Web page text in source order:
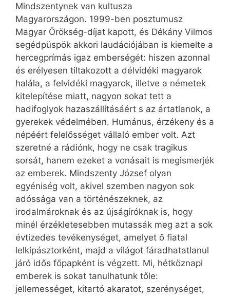
Mindszentynek van kultusza
Magyarországon. 1999-ben posztumusz
Magyar Örökség-díjat kapott, és Dékány Vilmos
segédpüspök akkori laudációjában is kiemelte a
hercegprímás igaz emberségét: hiszen azonnal
és erélyesen tiltakozott a délvidéki magyarok
halála, a felvidéki magyarok, illetve a németek
kitelepítése miatt, nagyon sokat tett a
hadifoglyok hazaszállításáért s az ártatlanok, a
gyerekek védelmében. Humánus, érzékeny és a
népéért felelősséget vállaló ember volt. Azt
szeretné a rádiónk, hogy ne csak tragikus
sorsát, hanem ezeket a vonásait is megismerjék
az emberek. Mindszenty József olyan
egyéniség volt, akivel szemben nagyon sok
adóssága van a történészeknek, az
irodalmároknak és az újságíróknak is, hogy
minél érzékletesebben mutassák meg azt a sok
évtizedes tevékenységet, amelyet ő fiatal
lelkipásztorként, majd a világot fáradhatatlanul
járó idős főpapként is végzett. Mi, hétköznapi
emberek is sokat tanulhatunk tőle:
jellemességet, kitartó akaratot, szerénységet,